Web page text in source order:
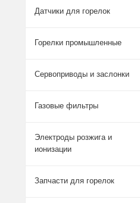
Датчики для горелок
Горелки промышленные
Сервоприводы и заслонки
Газовые фильтры
Электроды розжига и
ионизации
Запчасти для горелок